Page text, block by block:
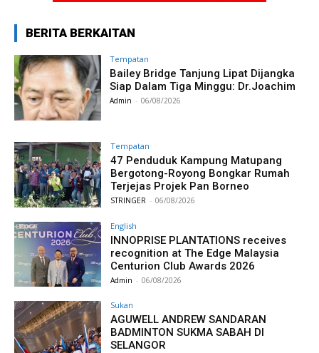
BERITA BERKAITAN
Tempatan
Bailey Bridge Tanjung Lipat Dijangka
Siap Dalam Tiga Minggu: Dr.Joachim
Admin - 06/08/2026
Tempatan
47 Penduduk Kampung Matupang
Bergotong-Royong Bongkar Rumah
Terjejas Projek Pan Borneo
STRINGER - 06/08/2026
English
INNOPRISE PLANTATIONS receives
recognition at The Edge Malaysia
Centurion Club Awards 2026
Admin - 06/08/2026
Sukan
AGUWELL ANDREW SANDARAN
BADMINTON SUKMA SABAH DI
SELANGOR